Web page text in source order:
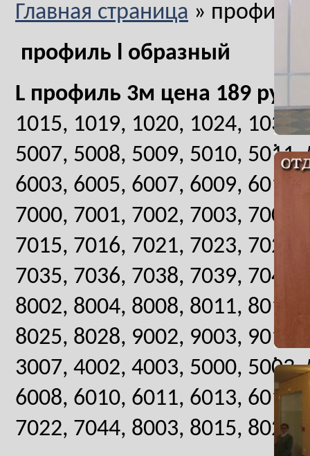
Главная страница » профиль
профиль l образный
L профиль 3м цена 189 руб/
1015, 1019, 1020, 1024,
5007, 5008, 5009, 5010,
6003, 6005, 6007, 6009,
7000, 7001, 7002, 7003,
7015, 7016, 7021, 7023,
7035, 7036, 7038, 7039,
8002, 8004, 8008, 8011,
8025, 8028, 9002, 9003,
3007, 4002, 4003, 5000,
6008, 6010, 6011, 6013,
7022, 7044, 8003, 8015,